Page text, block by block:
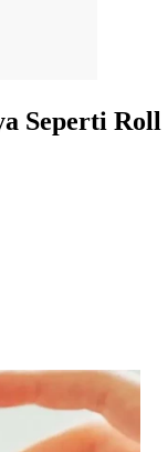
Seperti Roll